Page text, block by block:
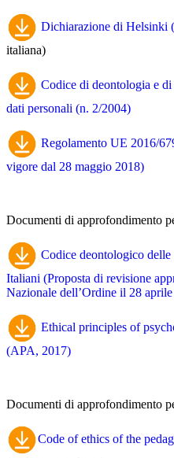
Dichiarazione di Helsinki
italiana)
Codice di deontologia e
dati personali (n. 2/2004)
Regolamento UE 2016/
vigore dal 28 maggio 2018)
Documenti di approfondimento
Codice deontologico
Italiani (Proposta di revisione
Nazionale dell’Ordine il 28
Ethical principles of
(APA, 2017)
Documenti di approfondimento
Code of ethics of the